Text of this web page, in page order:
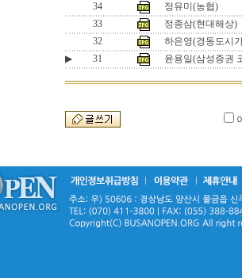
34
정유미(농협)
33
정종삼(현대해상)
32
하은영(경동도시
▶
31 윤용일(삼성증권